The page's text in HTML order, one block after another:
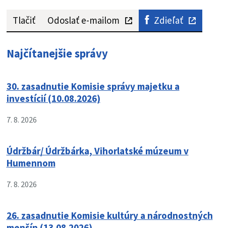
Tlačiť Odoslať e-mailom Zdieľať
Najčítanejšie správy
30. zasadnutie Komisie správy majetku a
investícií (10.08.2026)
7. 8. 2026
Údržbár/ Údržbárka, Vihorlatské múzeum v
Humennom
7. 8. 2026
26. zasadnutie Komisie kultúry a národnostných